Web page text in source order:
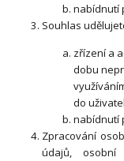
nabídnutí
Souhlas
zřízení a
dobu
do
nabídnutí
Zpracování
údajů,